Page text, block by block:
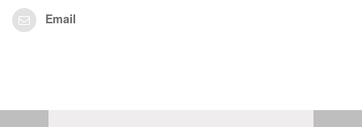
Email